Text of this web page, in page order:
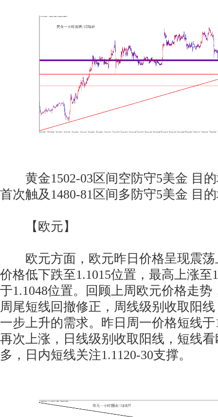
黄金1502-03区间空防守5美金 目的
首次触及1480-81区间多防守5美金 目
【欧元】
欧元方面，欧元昨日价格呈现震荡
价格低下跌至1.1015位置，最高上涨至
于1.1048位置。回顾上周欧元价格走
周尾短线回撤修正，周线级别收取阳
一步上升的需求。昨日周一价格短线于
再次上涨，日线级别收取阳线，短线
多，日内短线关注1.1120-30支撑。